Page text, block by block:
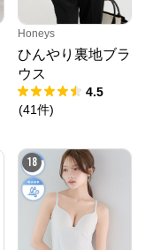
Honeys
ひんやり裏地ブラ
ウス
4.5
(41件)
18